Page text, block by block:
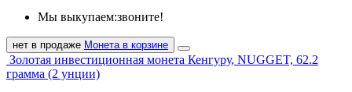
Мы выкупаем:звоните!
нет в продаже Монета в корзине
Золотая инвестиционная монета Кенгуру, NUGGET, 62.2
грамма (2 унции)